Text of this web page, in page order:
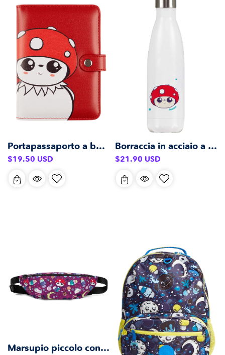
Portapassaporto a bolla
Prezzo
listino
$19.50 USD
Borraccia in acciaio a bolle (500 ml)
Prezzo
listino
$21.90 USD
Marsupio piccolo con motivo rosa scuro